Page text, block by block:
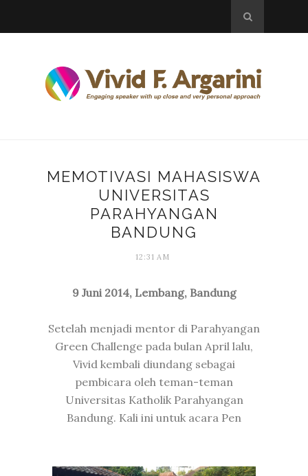
MEMOTIVASI MAHASISWA
UNIVERSITAS
PARAHYANGAN
BANDUNG
12:31 AM
9 Juni 2014, Lembang, Bandung
Setelah menjadi mentor di Parahyangan
Green Challenge pada bulan April lalu,
Vivid kembali diundang sebagai
pembicara oleh teman-teman
Universitas Katholik Parahyangan
Bandung. Kali ini untuk acara Pen